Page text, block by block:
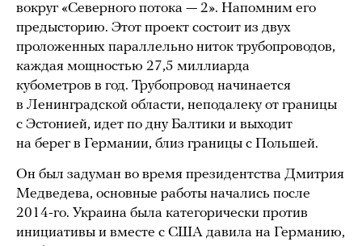
вокруг «Северного потока — 2». Напомним его
предысторию. Этот проект состоит из двух
проложенных параллельно ниток трубопроводов,
каждая мощностью 27,5 миллиарда
кубометров в год. Трубопровод начинается
в Ленинградской области, неподалеку от границы
с Эстонией, идет по дну Балтики и выходит
на берег в Германии, близ границы с Польшей.
Он был задуман во время президентства Дмитрия
Медведева, основные работы начались после
2014-го. Украина была категорически против
инициативы и вместе с США давила на Германию,